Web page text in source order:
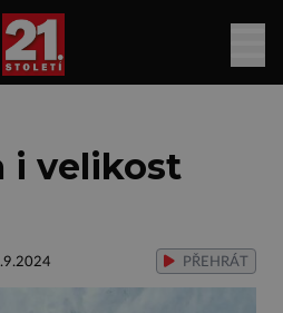
i velikost
PŘEHRÁT